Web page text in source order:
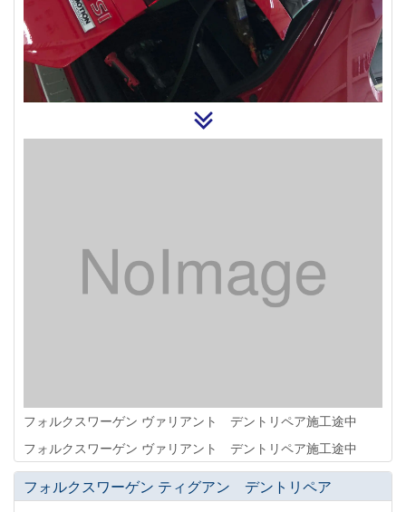
フォルクスワーゲン ヴァリアント デントリペア施工途中
フォルクスワーゲン ヴァリアント デントリペア施工途中
フォルクスワーゲン ティグアン デントリペア